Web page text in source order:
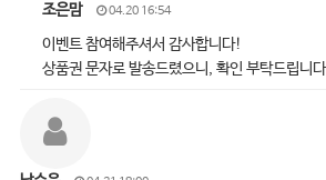
조은맘 04.20 16:54
이벤트 참여해주셔서 감사합니다!
상품권 문자로 발송드렸으니, 확인 부탁드립니